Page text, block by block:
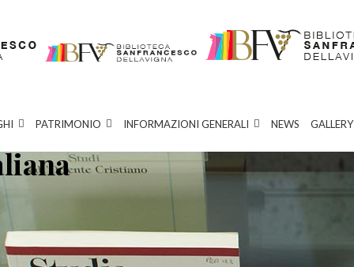
PATRIMONIO INFORMAZIONI GENERALI NEWS GALLERY